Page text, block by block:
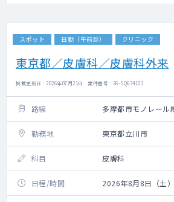
スポット 日勤（午前診） クリニック
東京都／皮膚科／皮膚科外来
掲載更新日 : 2026年07月21日 案件番号 : 26-SQ634103
路線 多摩都市モノレール
勤務地 東京都立川市
科目 皮膚科
日程/時間 2026年8月8日（土